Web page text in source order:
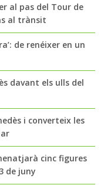
al pas del Tour de
al trànsit
de renéixer en un
davant els ulls del
i converteix les
cinc figures
de juny